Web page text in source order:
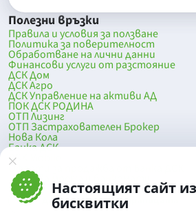
Настоящият сайт
бисквитки
Полезни връзки
Правила и условия за ползване
Политика за поверителност
Обработване на лични данни
Финансови услуги от разстояние
ДСК Дом
ДСК Агро
ДСК Управление на активи АД
ПОК ДСК РОДИНА
ОТП Лизинг
ОТП Застрахователен Брокер
Нова Кола
Банка ДСК
DSK Mobile
Оферти за продажба от Банка ДСК
Клонова мрежа и банкомати
До началото на страницата